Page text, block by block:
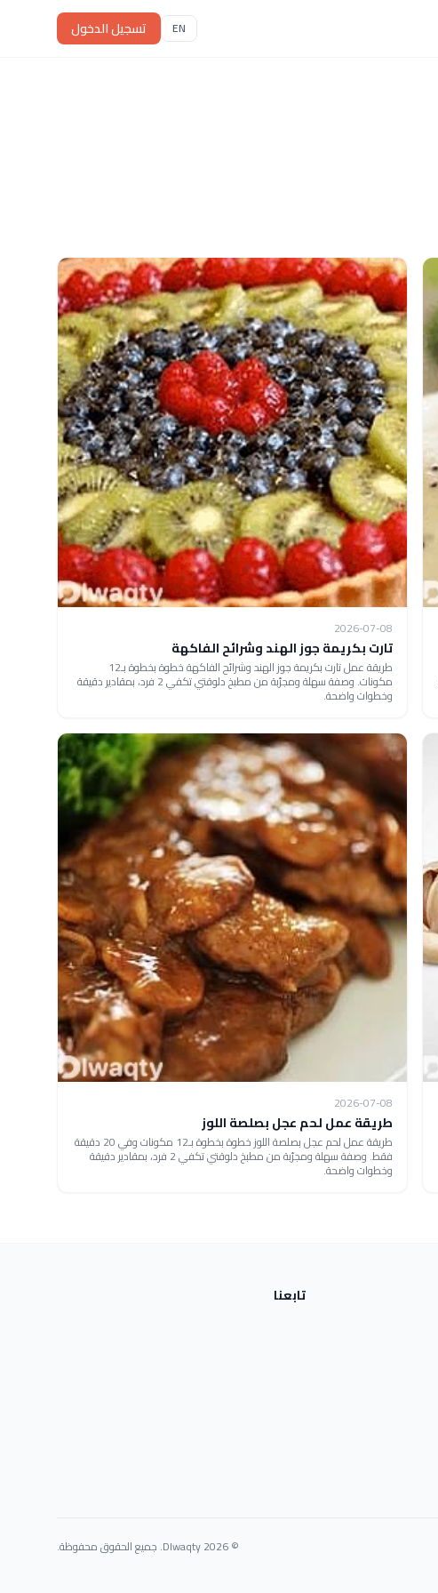
EN تسجيل الدخول
2026-07-08
تارت بكريمة جوز الهند وشرائح الفاكهة
طريقة عمل تارت بكريمة جوز الهند وشرائح الفاكهة خطوة بخطوة بـ12
مكونات. وصفة سهلة ومجرّبة من مطبخ دلوقتي تكفي 2 فرد، بمقادير دقيقة
وخطوات واضحة.
2026-07-08
طريقة عمل لحم عجل بصلصة اللوز
طريقة عمل لحم عجل بصلصة اللوز خطوة بخطوة بـ12 مكونات وفي 20 دقيقة
فقط. وصفة سهلة ومجرّبة من مطبخ دلوقتي تكفي 2 فرد، بمقادير دقيقة
وخطوات واضحة.
تابعنا
© 2026 Dlwaqty. جميع الحقوق محفوظة.